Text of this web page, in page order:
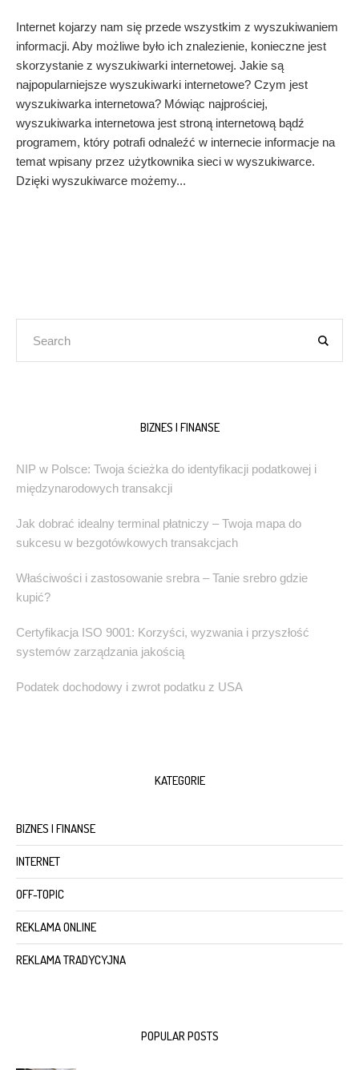
Internet kojarzy nam się przede wszystkim z wyszukiwaniem
informacji. Aby możliwe było ich znalezienie, konieczne jest
skorzystanie z wyszukiwarki internetowej. Jakie są
najpopularniejsze wyszukiwarki internetowe? Czym jest
wyszukiwarka internetowa? Mówiąc najprościej,
wyszukiwarka internetowa jest stroną internetową bądź
programem, który potrafi odnaleźć w internecie informacje na
temat wpisany przez użytkownika sieci w wyszukiwarce.
Dzięki wyszukiwarce możemy...
BIZNES I FINANSE
NIP w Polsce: Twoja ścieżka do identyfikacji podatkowej i
międzynarodowych transakcji
Jak dobrać idealny terminal płatniczy – Twoja mapa do
sukcesu w bezgotówkowych transakcjach
Właściwości i zastosowanie srebra – Tanie srebro gdzie
kupić?
Certyfikacja ISO 9001: Korzyści, wyzwania i przyszłość
systemów zarządzania jakością
Podatek dochodowy i zwrot podatku z USA
KATEGORIE
BIZNES I FINANSE
INTERNET
OFF-TOPIC
REKLAMA ONLINE
REKLAMA TRADYCYJNA
POPULAR POSTS